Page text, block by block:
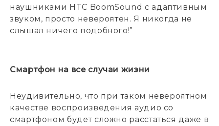
наушниками HTC BoomSound с адаптивным
звуком, просто невероятен. Я никогда не
слышал ничего подобного!”
Смартфон на все случаи жизни
Неудивительно, что при таком невероятном
качестве воспроизведения аудио со
смартфоном будет сложно расстаться даже в